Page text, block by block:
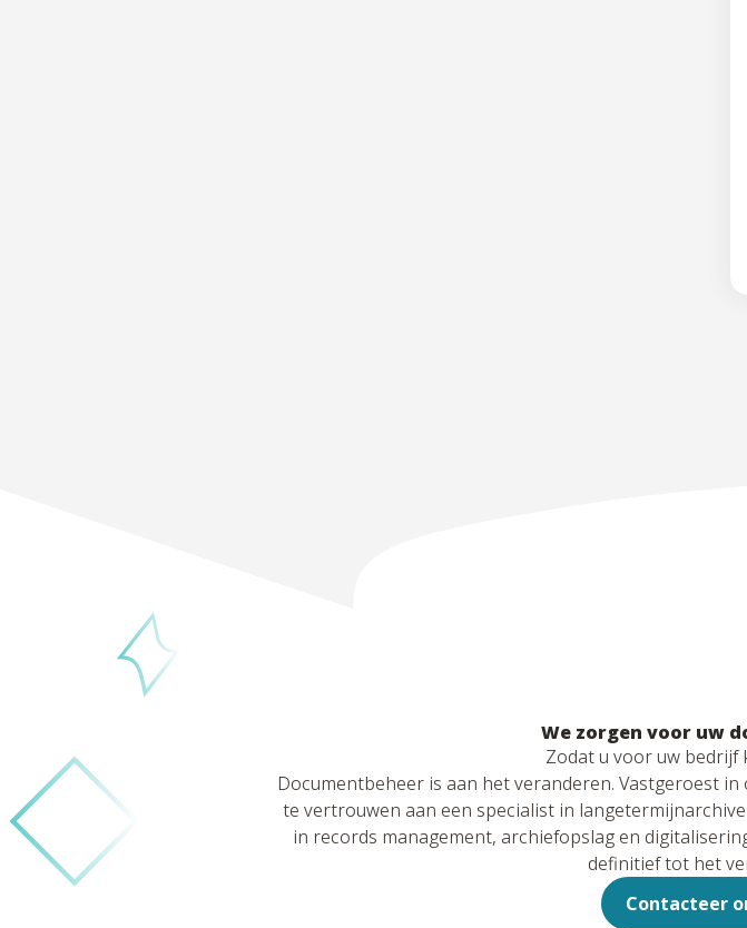
We zorgen voor uw
Zodat u voor uw bedrijf
Documentbeheer is aan het veranderen. Vastgeroest
te vertrouwen aan een specialist in
in records management, archiefopslag en
definitief tot het
Contacteer